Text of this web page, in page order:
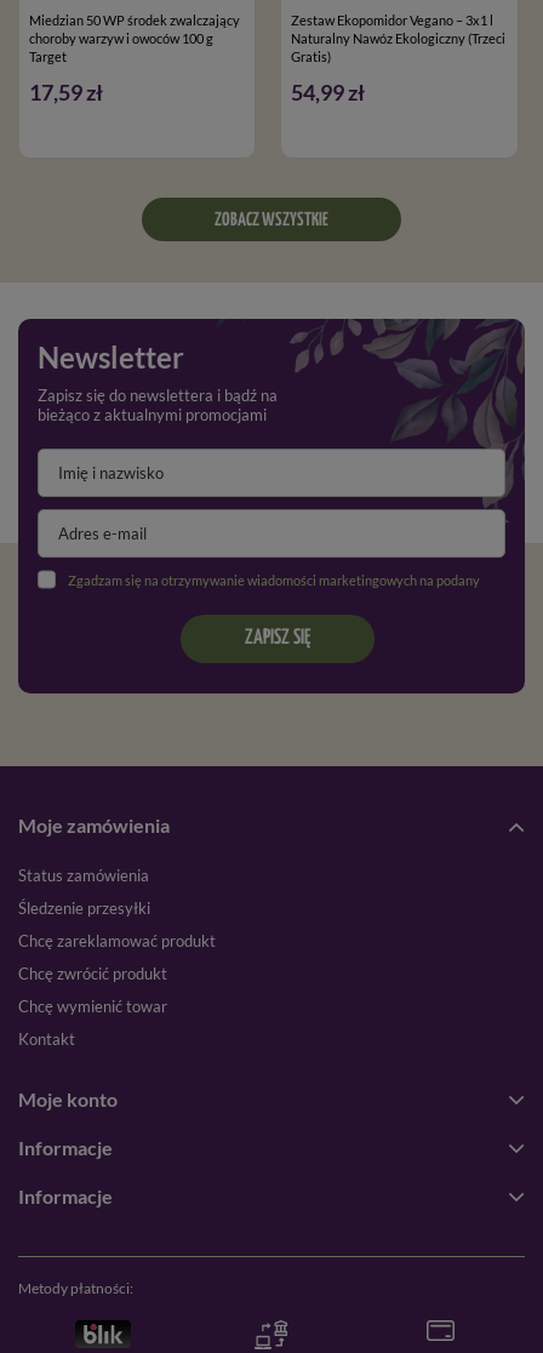
Miedzian 50 WP środek zwalczający
choroby warzyw i owoców 100 g
Target
17,59 zł
Zestaw Ekopomidor Vegano – 3x1 l
Naturalny Nawóz Ekologiczny (Trzeci
Gratis)
54,99 zł
ZOBACZ WSZYSTKIE
Newsletter
Zapisz się do newslettera i bądź na
bieżąco z aktualnymi promocjami
Zgadzam się na otrzymywanie wiadomości marketingowych na podany adres e-mail oraz przetwarzanie danych osobowych zgodnie z
ZAPISZ SIĘ
Moje zamówienia
Status zamówienia
Śledzenie przesyłki
Chcę zareklamować produkt
Chcę zwrócić produkt
Chcę wymienić towar
Kontakt
Moje konto
Informacje
Informacje
Metody płatności: